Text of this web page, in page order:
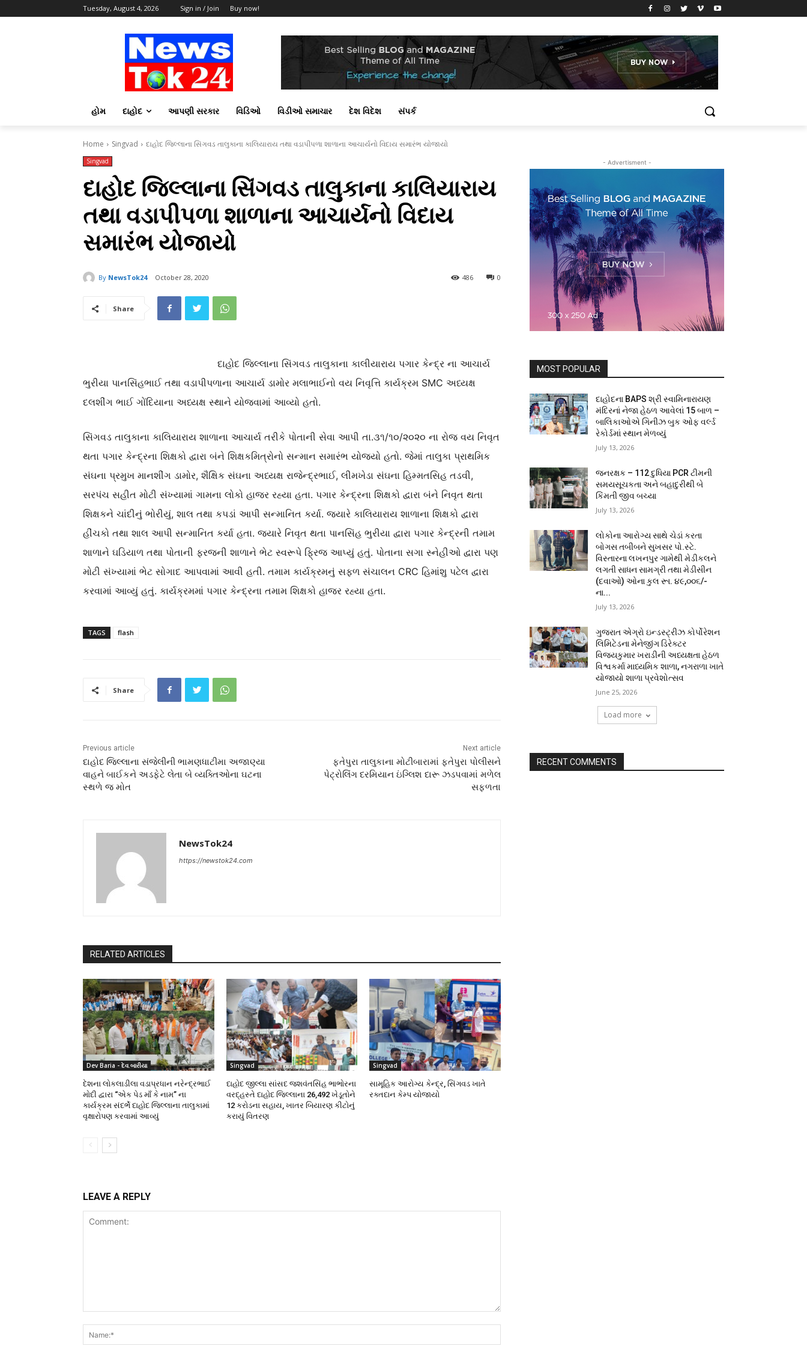
Tuesday, August 4, 2026 Sign in / Join Buy now!
હોમ દાહોદ આપણી સરકાર વિડિઓ વિડીઓ સમાચાર દેશ વિદેશ સંપર્ક
Home Singvad દાહોદ જિલ્લાના સિંગવડ તાલુકાના કાલિયારાય તથા વડાપીપળા શાળાના આચાર્યનો વિદાય સમારંભ યોજાયો
Singvad
દાહોદ જિલ્લાના સિંગવડ તાલુકાના કાલિયારાય
તથા વડાપીપળા શાળાના આચાર્યનો વિદાય
સમારંભ યોજાયો
By NewsTok24 October 28, 2020 0
486
Share
દાહોદ જિલ્લાના સિંગવડ તાલુકાના કાલીયારાય પગાર કેન્દ્ર ના આચાર્ય
ભુરીયા પાનસિંહભાઈ તથા વડાપીપળાના આચાર્ય ડામોર મલાભાઈનો વય નિવૃત્તિ કાર્યક્રમ SMC અધ્યક્ષ
દલશીંગ ભાઈ ગોંદિયાના અધ્યક્ષ સ્થાને યોજવામાં આવ્યો હતો.
સિંગવડ તાલુકાના કાલિયારાય શાળાના આચાર્ય તરીકે પોતાની સેવા આપી તા.૩૧/૧૦/૨૦૨૦ ના રોજ વય નિવૃત
થતા પગાર કેન્દ્રના શિક્ષકો દ્વારા બંને શિક્ષકમિત્રોનો સન્માન સમારંભ યોજ્યો હતો. જેમાં તાલુકા પ્રાથમિક
સંઘના પ્રમુખ માનશીંગ ડામોર, શૈક્ષિક સંઘના અધ્યક્ષ રાજેન્દ્રભાઈ, લીમખેડા સંઘના હિમ્મતસિહ તડવી,
સરપંચ સહીત મોટી સંખ્યામાં ગામના લોકો હાજર રહ્યા હતા. પગાર કેન્દ્રના શિક્ષકો દ્વારા બંને નિવૃત થતા
શિક્ષકને ચાંદીનું ભોરીયું, શાલ તથા કપડાં આપી સન્માનિત કર્યા. જયારે કાલિયારાય શાળાના શિક્ષકો દ્વારા
હીંચકો તથા શાલ આપી સન્માનિત કર્યા હતા. જયારે નિવૃત થતા પાનસિંહ ભુરીયા દ્વારા પગાર કેન્દ્રની તમામ
શાળાને ઘડિયાળ તથા પોતાની ફરજની શાળાને ભેટ સ્વરૂપે ફ્રિજ આપ્યું હતું. પોતાના સગા સ્નેહીઓ દ્વારા પણ
મોટી સંખ્યામાં ભેટ સોગાદ આપવામાં આવી હતી. તમામ કાર્યક્રમનું સફળ સંચાલન CRC હિમાંશુ પટેલ દ્વારા
કરવામાં આવ્યું હતું. કાર્યક્રમમાં પગાર કેન્દ્રના તમામ શિક્ષકો હાજર રહ્યા હતા.
TAGS flash
Share
Previous article
દાહોદ જિલ્લાના સંજેલીની ભામણધાટીમા અજાણ્યા
વાહને બાઈકને અડફેટે લેતા બે વ્યક્તિઓના ઘટના
સ્થળે જ મોત
Next article
ફતેપુરા તાલુકાના મોટીબારામાં ફતેપુરા પોલીસને
પેટ્રોલિંગ દરમિયાન ઇંગ્લિશ દારૂ ઝડપવામાં મળેલ
સફળતા
NewsTok24
https://newstok24.com
RELATED ARTICLES
Dev Baria - દેવ.બારીયા
દેશના લોકલાડીલા વડાપ્રધાન નરેન્દ્રભાઈ
મોદી દ્વારા “એક પેડ માઁ કે નામ” ના
કાર્યક્રમ સંદર્ભે દાહોદ જિલ્લાના તાલુકામાં
વૃક્ષારોપણ કરવામાં આવ્યું
Singvad
દાહોદ જીલ્લા સાંસદ જશવંતસિંહ ભાભોરના
વરદ્હસ્તે દાહોદ જિલ્લાના 26,492 ખેડૂતોને
12 કરોડના સહાય, ખાતર બિયારણ કીટોનું
કરાયું વિતરણ
Singvad
સામૂહિક આરોગ્ય કેન્દ્ર, સિંગવડ ખાતે
રક્તદાન કેમ્પ યોજાયો
LEAVE A REPLY
- Advertisment -
MOST POPULAR
દાહોદના BAPS શ્રી સ્વામિનારાયણ
મંદિરનાં નેજા હેઠળ આવેલાં 15 બાળ –
બાલિકાઓએ ગિનીઝ બુક ઓફ વર્લ્ડ
રેકોર્ડમાં સ્થાન મેળવ્યું
July 13, 2026
જનરક્ષક – 112 દુધિયા PCR ટીમની
સમયસૂચકતા અને બહાદુરીથી બે
કિંમતી જીવ બચ્યા
July 13, 2026
લોકોના આરોગ્ય સાથે ચેડાં કરતા
બોગસ તબીબને સુખસર પો.સ્ટે.
વિસ્તારના લખનપુર ગામેથી મેડીકલને
લગતી સાધન સામગ્રી તથા મેડીસીન
(દવાઓ) ઓના કુલ રૂા. ૪૯,૦૦૬/-
ના...
July 13, 2026
ગુજરાત એગ્રો ઇન્ડસ્ટ્રીઝ કોર્પોરેશન
લિમિટેડના મેનેજીંગ ડિરેક્ટર
વિજયકુમાર ખરાડીની અધ્યક્ષતા હેઠળ
વિશ્વકર્મા માધ્યમિક શાળા, નગરાળા ખાતે
યોજાયો શાળા પ્રવેશોત્સવ
June 25, 2026
Load more
RECENT COMMENTS